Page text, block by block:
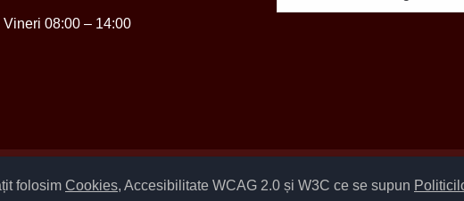
folosim Cookies, Accesibilitate WCAG 2.0 și W3C ce se supun
Vineri 08:00 – 14:00
de
Setări Cookies și Accesibilitate